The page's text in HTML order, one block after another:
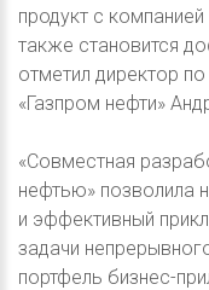
продукт с
также становится
отметил директор
«Газпром нефти»
«Совместная
нефтью» позволила
и эффективный
задачи
портфель бизнес-